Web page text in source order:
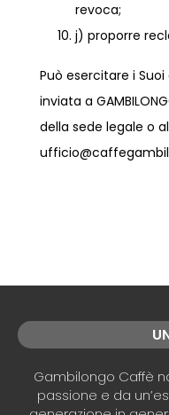
revoca;
j) proporre
Può esercitare i
inviata a
della sede legale o
Gambilongo Caffè
passione e da